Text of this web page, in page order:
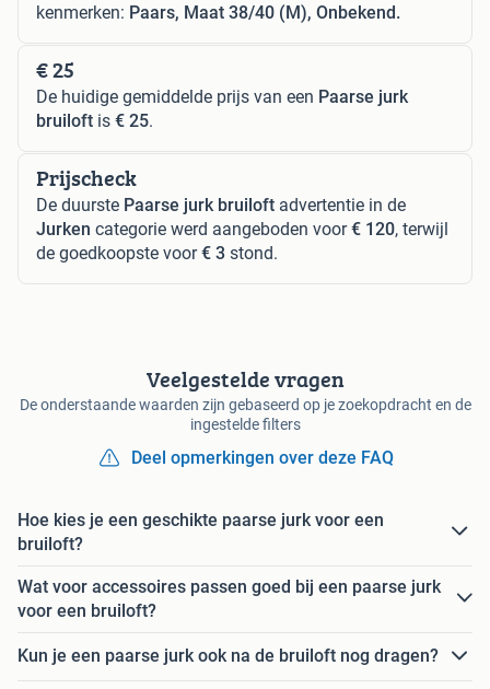
kenmerken: Paars, Maat 38/40 (M), Onbekend.
€ 25
De huidige gemiddelde prijs van een Paarse jurk
bruiloft is € 25.
Prijscheck
De duurste Paarse jurk bruiloft advertentie in de
Jurken categorie werd aangeboden voor€ 120, terwijl
de goedkoopste voor€ 3 stond.
Veelgestelde vragen
De onderstaande waarden zijn gebaseerd op je zoekopdracht en de
ingestelde filters
Deel opmerkingen over deze FAQ
Hoe kies je een geschikte paarse jurk voor een
bruiloft?
Wat voor accessoires passen goed bij een paarse jurk
voor een bruiloft?
Kun je een paarse jurk ook na de bruiloft nog dragen?